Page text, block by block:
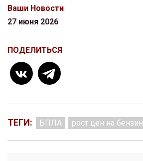
Ваши Новости
27 июня 2026
ПОДЕЛИТЬСЯ
ТЕГИ: БПЛА рост цен на бензин